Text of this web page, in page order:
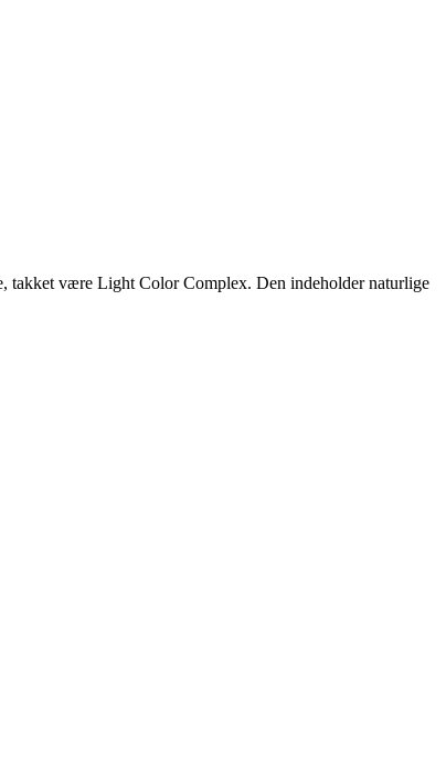
takket være Light Color Complex. Den indeholder naturlige